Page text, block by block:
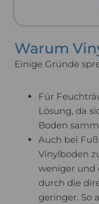
und hat Böden
praktischen
und ihre
dich
Warum
Einige Gründe
Für
Lösung, da
Boden
Auch bei
Vinylboden
weniger und
durch die
geringer. So